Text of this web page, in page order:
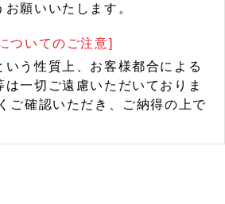
願いいたします。
ついてのご注意]
いう性質上、お客様都合による
一切ご遠慮いただいておりま
ご確認いただき、ご納得の上で